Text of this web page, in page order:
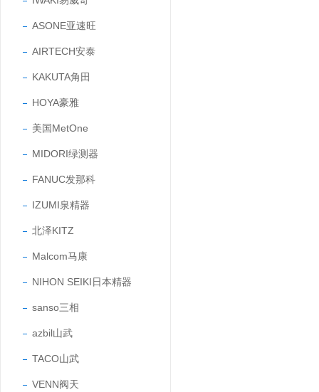
ASONE亚速旺
AIRTECH安泰
KAKUTA角田
HOYA豪雅
美国MetOne
MIDORI绿测器
FANUC发那科
IZUMI泉精器
北泽KITZ
Malcom马康
NIHON SEIKI日本精器
sanso三相
azbil山武
TACO山武
VENN阀天